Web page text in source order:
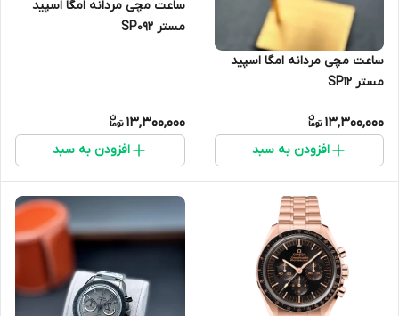
ساعت مچی مردانه امگا اسپید
مستر SP12
13,300,000
افزودن به سبد
ساعت مچی مردانه امگا اسپید
مستر SP092
13,300,000
افزودن به سبد